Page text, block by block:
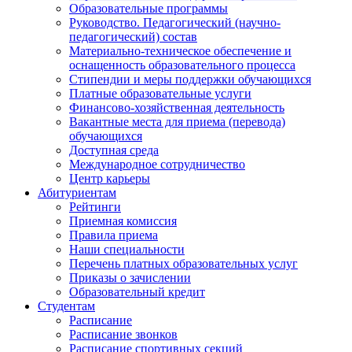
Образовательные программы
Руководство. Педагогический (научно-
педагогический) состав
Материально-техническое обеспечение и
оснащенность образовательного процесса
Стипендии и меры поддержки обучающихся
Платные образовательные услуги
Финансово-хозяйственная деятельность
Вакантные места для приема (перевода)
обучающихся
Доступная среда
Международное сотрудничество
Центр карьеры
Абитуриентам
Рейтинги
Приемная комиссия
Правила приема
Наши специальности
Перечень платных образовательных услуг
Приказы о зачислении
Образовательный кредит
Студентам
Расписание
Расписание звонков
Расписание спортивных секций